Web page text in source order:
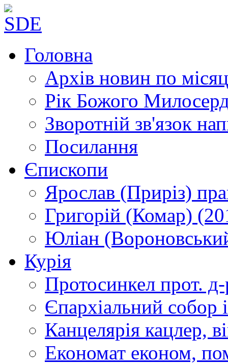
Головна
Архів новин по
Рік Божого
Зворотній зв'язок
Посилання
Єпископи
Ярослав (Приріз)
Григорій (Комар)
Юліан
Курія
Протосинкел прот.
Єпархіальний собор
Канцелярія кацлер,
Економат економ,